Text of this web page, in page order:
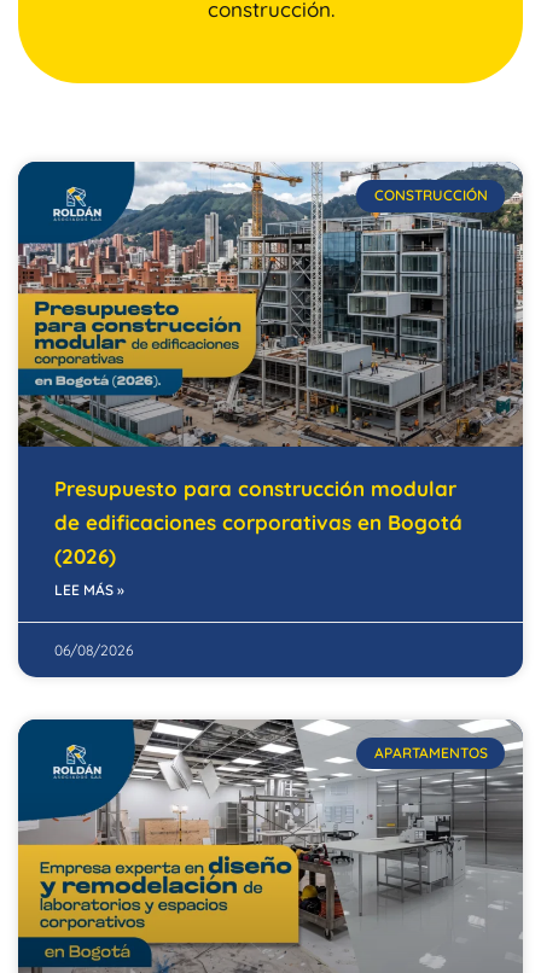
construcción.
CONSTRUCCIÓN
Presupuesto para construcción modular
de edificaciones corporativas en Bogotá
(2026)
LEE MÁS »
06/08/2026
APARTAMENTOS